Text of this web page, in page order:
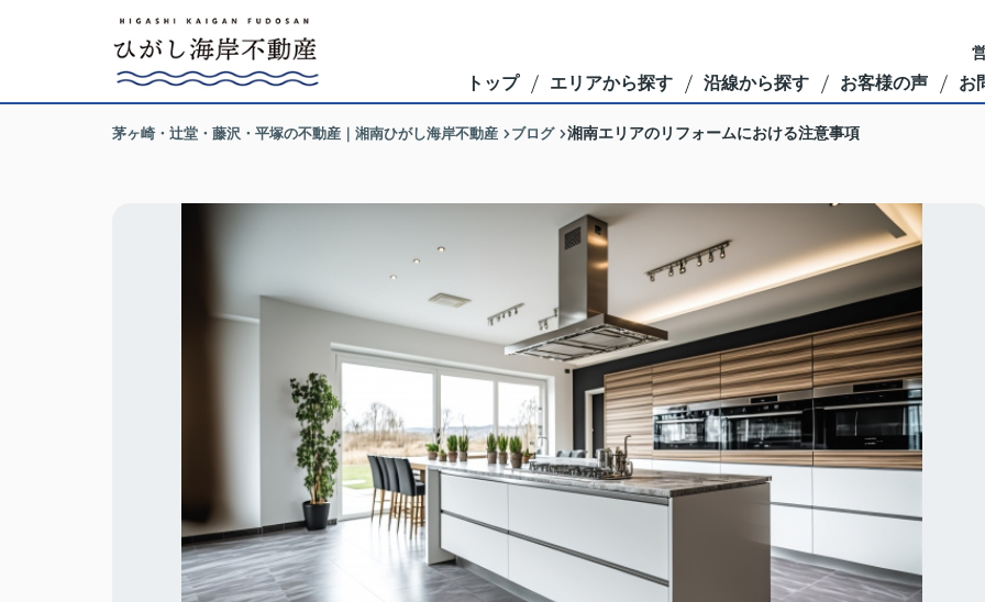
トップ エリアから探す 沿線から探す お客様の声 お
茅ヶ崎・辻堂・藤沢・平塚の不動産｜湘南ひがし海岸不動産 ブログ 湘南エリアのリフォームにおける注意事項